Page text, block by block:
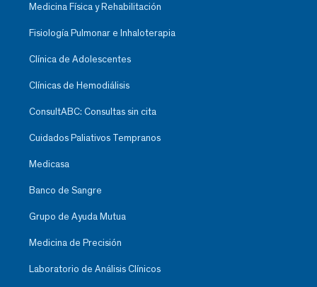
Medicina Física y Rehabilitación
Fisiología Pulmonar e Inhaloterapia
Clínica de Adolescentes
Clínicas de Hemodiálisis
ConsultABC: Consultas sin cita
Cuidados Paliativos Tempranos
Medicasa
Banco de Sangre
Grupo de Ayuda Mutua
Medicina de Precisión
Laboratorio de Análisis Clínicos